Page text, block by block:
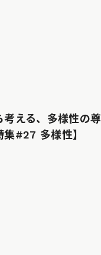
考える、多様性の尊
#27 多様性】